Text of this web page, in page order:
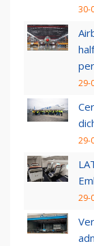
30-
29-
29-
29-